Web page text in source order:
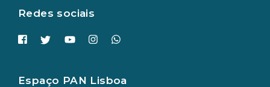
Redes sociais
Espaço PAN Lisboa